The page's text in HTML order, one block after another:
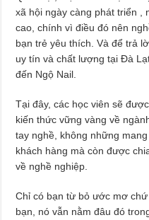
xã hội ngày càng phát triển ,
cao, chính vì điều đó nên
bạn trẻ yêu thích. Và để trả
uy tín và chất lượng tại Đà
đến Ngộ Nail.
Tại đây, các học viên sẽ
kiến thức vững vàng về
tay nghề, không những
khách hàng mà còn được
về nghề nghiệp.
Chỉ có bạn từ bỏ ước mơ
bạn, nó vẫn nằm đâu đó